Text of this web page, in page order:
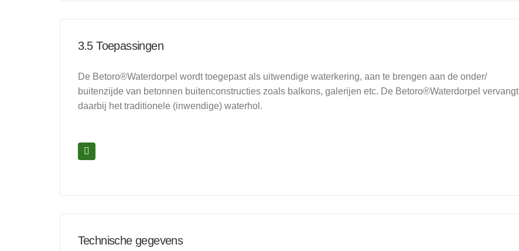
3.5 Toepassingen
De Betoro®Waterdorpel wordt toegepast als uitwendige waterkering, aan te brengen aan de onder/
buitenzijde van betonnen buitenconstructies zoals balkons, galerijen etc. De Betoro®Waterdorpel vervangt
daarbij het traditionele (inwendige) waterhol.
Technische gegevens